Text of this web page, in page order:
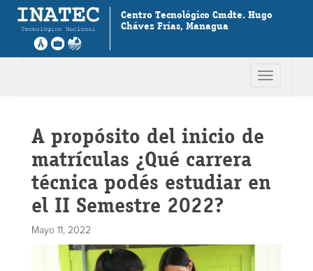
Centro Tecnológico Cmdte. Hugo
Chávez Frías, Managua
Toggle
A propósito del inicio de
matrículas ¿Qué carrera
técnica podés estudiar en
el II Semestre 2022?
Mayo 11, 2022